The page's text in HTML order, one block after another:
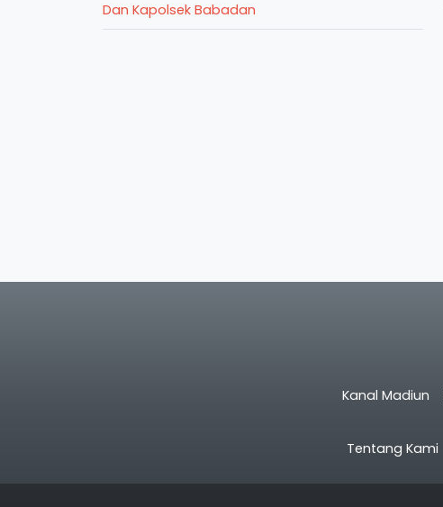
Dan Kapolsek Babadan
Kanal Madiun
Tentang Kami